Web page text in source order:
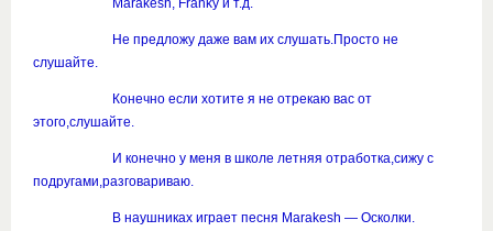
Marakesh, Franky и т.д.
Не предложу даже вам их слушать.Просто не
слушайте.
Конечно если хотите я не отрекаю вас от
этого,слушайте.
И конечно у меня в школе летняя отработка,сижу с
подругами,разговариваю.
В наушниках играет песня Marakesh — Осколки.